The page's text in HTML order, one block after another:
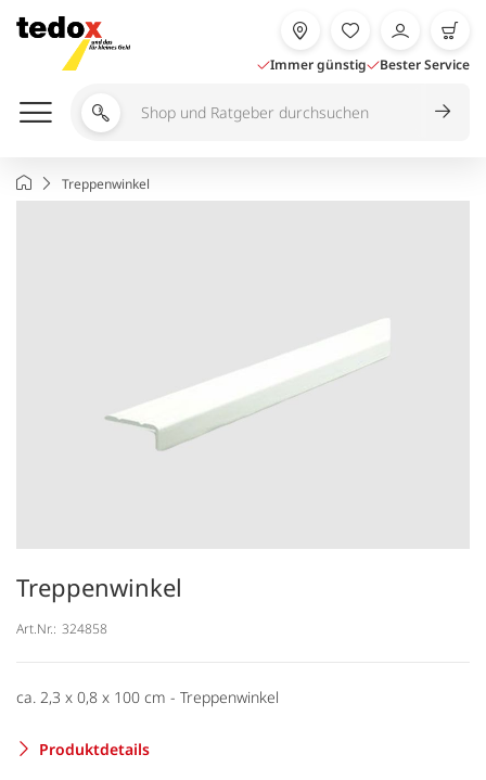
Inhalt
springen
Immer günstig Bester Service
Shop
durchsuchen
StartseiteTreppenwinkel
Treppenwinkel
Art.Nr.: 324858
ca. 2,3 x 0,8 x 100 cm - Treppenwinkel
Produktdetails